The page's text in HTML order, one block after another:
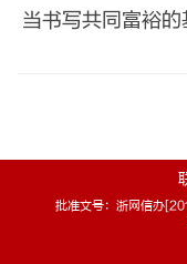
当书写共同富裕的
批准文号：浙网信办